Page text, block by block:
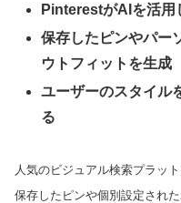
PinterestがAIを活用
保存したピンやパー
ウトフィットを生成
ユーザーのスタイル
る
人気のビジュアル検索プラッ
保存したピンや個別設定され